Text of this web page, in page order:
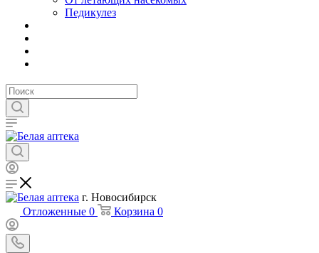
Педикулез
г. Новосибирск
Отложенные 0 Корзина 0